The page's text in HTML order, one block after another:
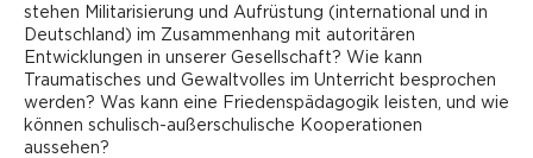
stehen Militarisierung und Aufrüstung (international und in
Deutschland) im Zusammenhang mit autoritären
Entwicklungen in unserer Gesellschaft? Wie kann
Traumatisches und Gewaltvolles im Unterricht besprochen
werden? Was kann eine Friedenspädagogik leisten, und wie
können schulisch-außerschulische Kooperationen
aussehen?